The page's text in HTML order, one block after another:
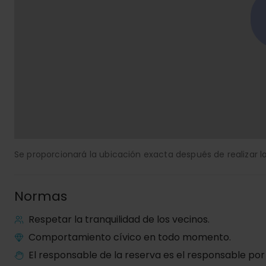
Se proporcionará la ubicación exacta después de realizar
Normas
Respetar la tranquilidad de los vecinos.
Comportamiento cívico en todo momento.
El responsable de la reserva es el responsable